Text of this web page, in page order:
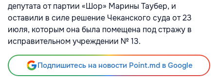
депутата от партии «Шор» Марины Таубер, и
оставили в силе решение Чеканского суда от 23
июля, которым она была помещена под стражу в
исправительном учреждении № 13.
Подпишитесь на новости Point.md в Google